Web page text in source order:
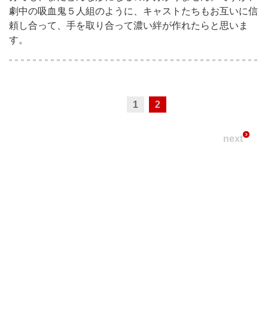
劇中の吸血鬼５人組のように、キャストたちもお互いに信
頼し合って、手を取り合って濃い絆が作れたらと思いま
す。
1 2
next